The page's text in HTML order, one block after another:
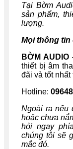
Tại Bờm
sản phẩm,
lượng.
Mọi thông tin
BỜM AUDIO
thiết bị âm
đãi và tốt
Hotline:
Ngoài ra nếu
hoặc chưa
hỏi ngay
chúng tôi sẽ
mắc đó.